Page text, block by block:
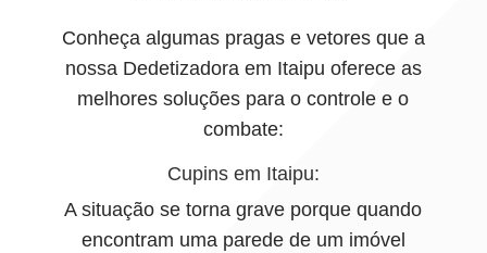
Conheça algumas pragas e vetores que a
nossa Dedetizadora em Itaipu oferece as
melhores soluções para o controle e o
combate:
Cupins em Itaipu:
A situação se torna grave porque quando
encontram uma parede de um imóvel